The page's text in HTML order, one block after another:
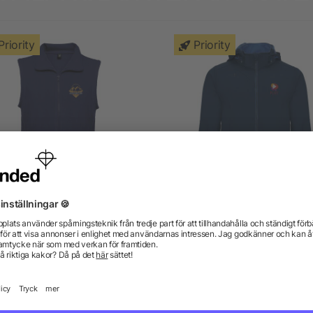
Bellagio unisex fleeceväst
Priority